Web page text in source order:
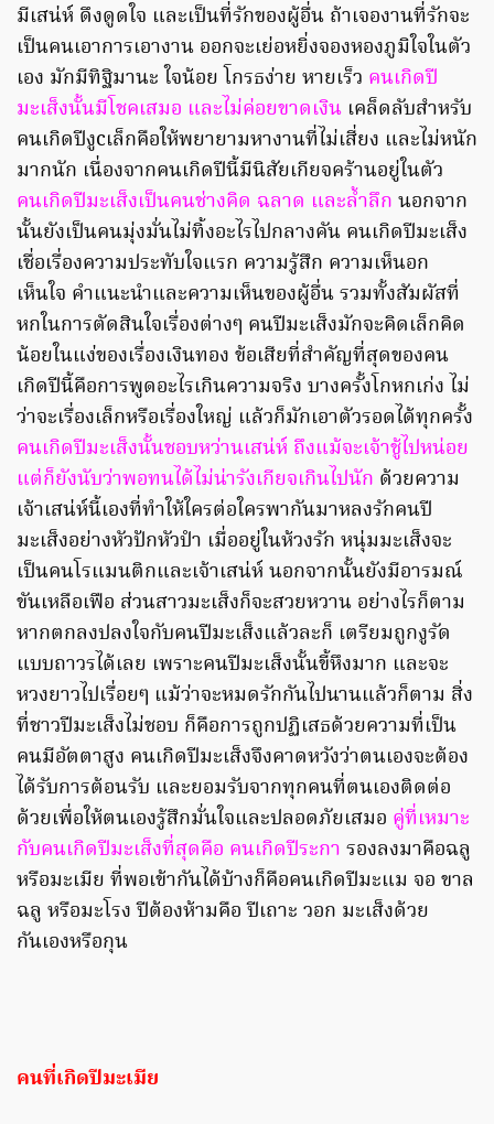
มีเสน่ห์ ดึงดูดใจ และเป็นที่รักของผู้อื่น ถ้าเจองานที่รักจะ
เป็นคนเอาการเอางาน ออกจะเย่อหยิ่งจองหองภูมิใจในตัว
เอง มักมีทิฐิมานะ ใจน้อย โกรธง่าย หายเร็ว คนเกิดปี
มะเส็งนั้นมีโชคเสมอ และไม่ค่อยขาดเงิน เคล็ดลับสำหรับ
คนเกิดปีงูcเล็กคือให้พยายามหางานที่ไม่เสี่ยง และไม่หนัก
มากนัก เนื่องจากคนเกิดปีนี้มีนิสัยเกียจคร้านอยู่ในตัว
คนเกิดปีมะเส็งเป็นคนช่างคิด ฉลาด และล้ำลึก นอกจาก
นั้นยังเป็นคนมุ่งมั่นไม่ทิ้งอะไรไปกลางคัน คนเกิดปีมะเส็ง
เชื่อเรื่องความประทับใจแรก ความรู้สึก ความเห็นอก
เห็นใจ คำแนะนำและความเห็นของผู้อื่น รวมทั้งสัมผัสที่
หกในการตัดสินใจเรื่องต่างๆ คนปีมะเส็งมักจะคิดเล็กคิด
น้อยในแง่ของเรื่องเงินทอง ข้อเสียที่สำคัญที่สุดของคน
เกิดปีนี้คือการพูดอะไรเกินความจริง บางครั้งโกหกเก่ง ไม่
ว่าจะเรื่องเล็กหรือเรื่องใหญ่ แล้วก็มักเอาตัวรอดได้ทุกครั้ง
คนเกิดปีมะเส็งนั้นชอบหว่านเสน่ห์ ถึงแม้จะเจ้าชู้ไปหน่อย
แต่ก็ยังนับว่าพอทนได้ไม่น่ารังเกียจเกินไปนัก ด้วยความ
เจ้าเสน่ห์นี้เองที่ทำให้ใครต่อใครพากันมาหลงรักคนปี
มะเส็งอย่างหัวปักหัวปำ เมื่ออยู่ในห้วงรัก หนุ่มมะเส็งจะ
เป็นคนโรแมนติกและเจ้าเสน่ห์ นอกจากนั้นยังมีอารมณ์
ขันเหลือเฟือ ส่วนสาวมะเส็งก็จะสวยหวาน อย่างไรก็ตาม
หากตกลงปลงใจกับคนปีมะเส็งแล้วละก็ เตรียมถูกงูรัด
แบบถาวรได้เลย เพราะคนปีมะเส็งนั้นขี้หึงมาก และจะ
หวงยาวไปเรื่อยๆ แม้ว่าจะหมดรักกันไปนานแล้วก็ตาม สิ่ง
ที่ชาวปีมะเส็งไม่ชอบ ก็คือการถูกปฏิเสธด้วยความที่เป็น
คนมีอัตตาสูง คนเกิดปีมะเส็งจึงคาดหวังว่าตนเองจะต้อง
ได้รับการต้อนรับ และยอมรับจากทุกคนที่ตนเองติดต่อ
ด้วยเพื่อให้ตนเองรู้สึกมั่นใจและปลอดภัยเสมอ คู่ที่เหมาะ
กับคนเกิดปีมะเส็งที่สุดคือ คนเกิดปีระกา รองลงมาคือฉลู
หรือมะเมีย ที่พอเข้ากันได้บ้างก็คือคนเกิดปีมะแม จอ ขาล
ฉลู หรือมะโรง ปีต้องห้ามคือ ปีเถาะ วอก มะเส็งด้วย
กันเองหรือกุน
คนที่เกิดปีมะเมีย